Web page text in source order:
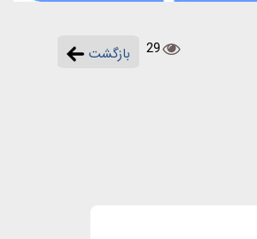
بازگشت 29